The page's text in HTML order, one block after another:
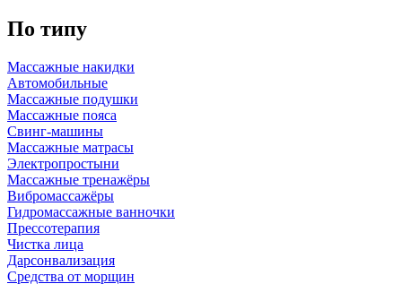
По типу
Массажные накидки
Автомобильные
Массажные подушки
Массажные пояса
Свинг-машины
Массажные матрасы
Электропростыни
Массажные тренажёры
Вибромассажёры
Гидромассажные ванночки
Прессотерапия
Чистка лица
Дарсонвализация
Средства от морщин